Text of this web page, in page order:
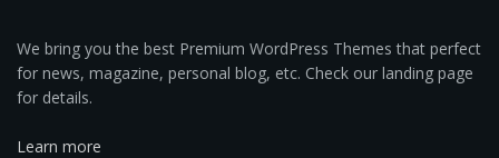
We bring you the best Premium WordPress Themes that perfect
for news, magazine, personal blog, etc. Check our landing page
for details.
Learn more